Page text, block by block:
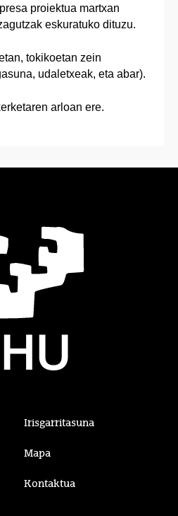
proiektua martxan
eskuratuko dituzu.
tokikoetan zein
udaletxeak, eta abar).
arloan ere.
Irisgarritasuna
Mapa
Kontaktua